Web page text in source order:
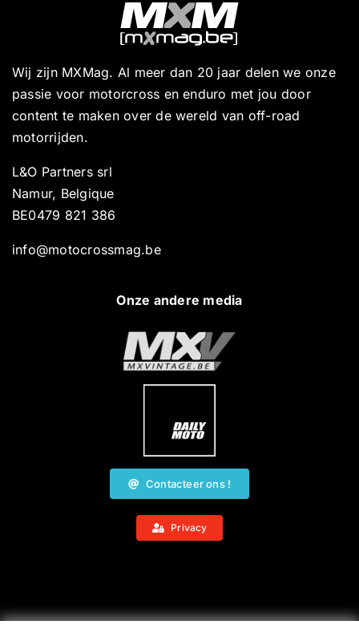
Wij zijn MXMag. Al meer dan 20 jaar delen we onze
passie voor motorcross en enduro met jou door
content te maken over de wereld van off-road
motorrijden.
L&O Partners srl
Namur, Belgique
BE0479 821 386
info@motocrossmag.be
Onze andere media
Contacteer ons !
Privacy